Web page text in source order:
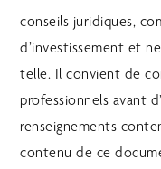
conseils juridiques,
d’investissement et
telle. Il convient de
professionnels avant
renseignements
contenu de ce